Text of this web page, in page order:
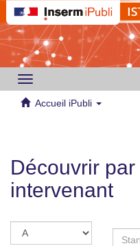
Toggle
navigation
Accueil iPubli
Découvrir
intervenant